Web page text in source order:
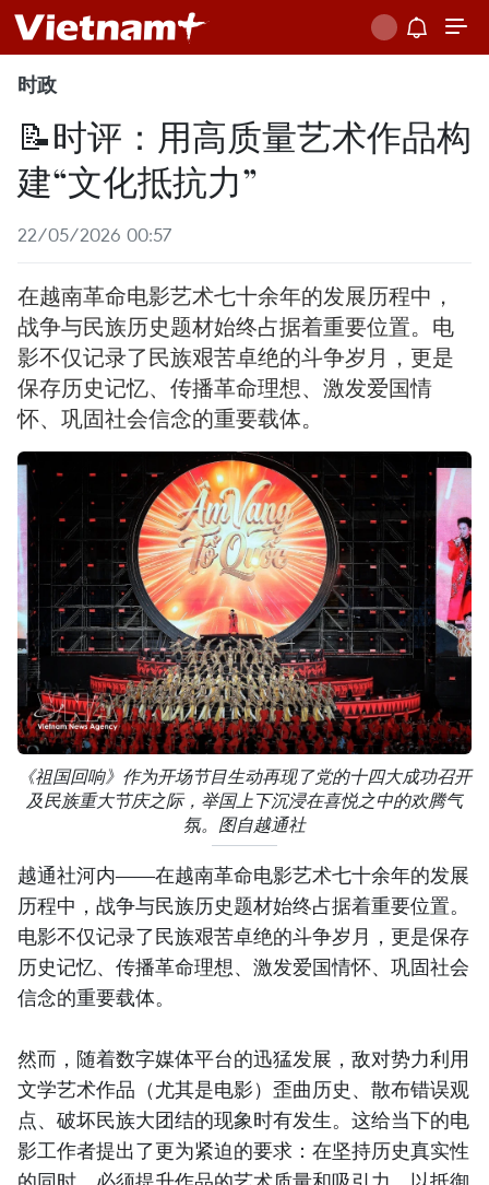
时政
📝时评：用高质量艺术作品构
建“文化抵抗力”
22/05/2026 00:57
在越南革命电影艺术七十余年的发展历程中，
战争与民族历史题材始终占据着重要位置。电
影不仅记录了民族艰苦卓绝的斗争岁月，更是
保存历史记忆、传播革命理想、激发爱国情
怀、巩固社会信念的重要载体。
《祖国回响》作为开场节目生动再现了党的十四大成功召开
及民族重大节庆之际，举国上下沉浸在喜悦之中的欢腾气
氛。图自越通社
越通社河内——在越南革命电影艺术七十余年的发展
历程中，战争与民族历史题材始终占据着重要位置。
电影不仅记录了民族艰苦卓绝的斗争岁月，更是保存
历史记忆、传播革命理想、激发爱国情怀、巩固社会
信念的重要载体。
然而，随着数字媒体平台的迅猛发展，敌对势力利用
文学艺术作品（尤其是电影）歪曲历史、散布错误观
点、破坏民族大团结的现象时有发生。这给当下的电
影工作者提出了更为紧迫的要求：在坚持历史真实性